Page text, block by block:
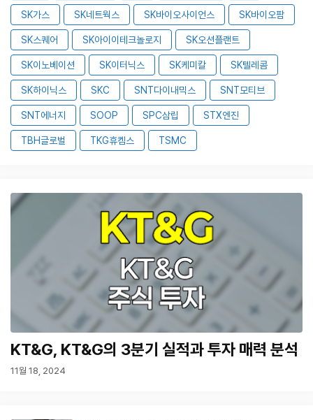
SK가스 SK네트웍스 SK바이오사이언스 SK바이오팜
SK스퀘어 SK아이이테크놀로지 SK오션플랜트
SK이노베이션 SK이터닉스 SK케미칼 SK텔레콤
SK하이닉스 SKC SNT다이내믹스 SNT모티브
SNT에너지 SOOP SPC삼립 STX엔진
TBH글로벌 TKG휴켐스 TSMC
KT&G, KT&G의 3분기 실적과 투자 매력 분석
11월 18, 2024